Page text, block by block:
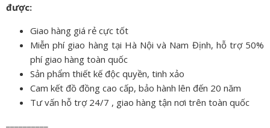
được:
Giao hàng giá rẻ cực tốt
Miễn phí giao hàng tại Hà Nội và Nam Định, hỗ trợ 50%
phí giao hàng toàn quốc
Sản phẩm thiết kế độc quyền, tinh xảo
Cam kết đồ đồng cao cấp, bảo hành lên đến 20 năm
Tư vấn hỗ trợ 24/7 , giao hàng tận nơi trên toàn quốc